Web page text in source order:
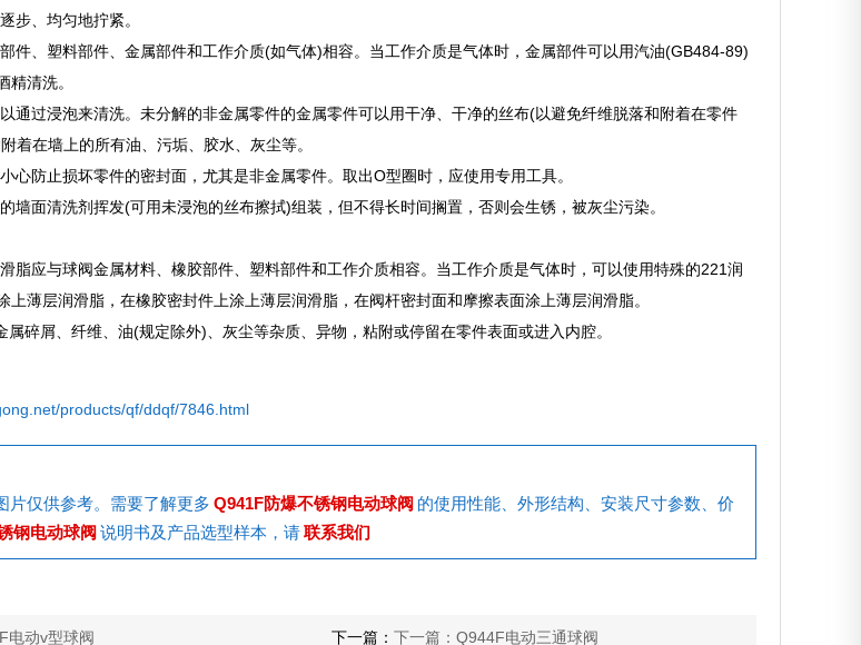
步、均匀地拧紧。
件、塑料部件、金属部件和工作介质(如气体)相容。当工作介质是气体时，金属部件可以用汽油(GB484-89)
精清洗。
通过浸泡来清洗。未分解的非金属零件的金属零件可以用干净、干净的丝布(以避免纤维脱落和附着在零件
着在墙上的所有油、污垢、胶水、灰尘等。
心防止损坏零件的密封面，尤其是非金属零件。取出O型圈时，应使用专用工具。
墙面清洗剂挥发(可用未浸泡的丝布擦拭)组装，但不得长时间搁置，否则会生锈，被灰尘污染。
脂应与球阀金属材料、橡胶部件、塑料部件和工作介质相容。当工作介质是气体时，可以使用特殊的221润
上薄层润滑脂，在橡胶密封件上涂上薄层润滑脂，在阀杆密封面和摩擦表面涂上薄层润滑脂。
碎屑、纤维、油(规定除外)、灰尘等杂质、异物，粘附或停留在零件表面或进入内腔。
products/qf/ddqf/7846.html
片仅供参考。需要了解更多 Q941F防爆不锈钢电动球阀 的使用性能、外形结构、安装尺寸参数、价
钢电动球阀 说明书及产品选型样本，请联系我们
电动v型球阀 下一篇： 下一篇：Q944F电动三通球阀